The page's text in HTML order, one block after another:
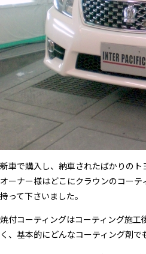
新車で購入し、納車されたばかりの
オーナー様はどこにクラウンのコー
持って下さいました。
焼付コーティングはコーティング施
く、基本的にどんなコーティング剤